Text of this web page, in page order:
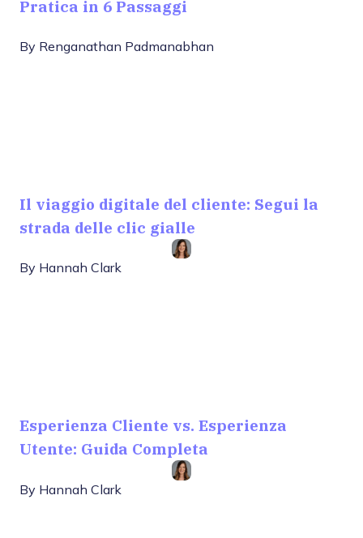
Pratica in 6 Passaggi
By Renganathan Padmanabhan
Il viaggio digitale del cliente: Segui la
strada delle clic gialle
By Hannah Clark
Esperienza Cliente vs. Esperienza
Utente: Guida Completa
By Hannah Clark